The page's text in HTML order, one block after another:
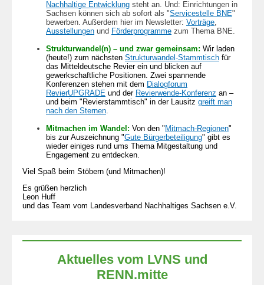
Nachhaltige Entwicklung steht an. Und: Einrichtungen in
Sachsen können sich ab sofort als "Servicestelle BNE"
bewerben. Außerdem hier im Newsletter: Vorträge,
Ausstellungen und Förderprogramme zum Thema BNE.
Strukturwandel(n) – und zwar gemeinsam: Wir laden
(heute!) zum nächsten Strukturwandel-Stammtisch für
das Mitteldeutsche Revier ein und blicken auf
gewerkschaftliche Positionen. Zwei spannende
Konferenzen stehen mit dem Dialogforum
RevierUPGRADE und der Revierwende-Konferenz an –
und beim "Revierstammtisch" in der Lausitz greift man
nach den Sternen.
Mitmachen im Wandel: Von den " Mitmach-Regionen"
bis zur Auszeichnung "Gute Bürgerbeteiligung" gibt es
wieder einiges rund ums Thema Mitgestaltung und
Engagement zu entdecken.
Viel Spaß beim Stöbern (und Mitmachen)!
Es grüßen herzlich
Leon Huff
und das Team vom Landesverband Nachhaltiges Sachsen e.V.
Aktuelles vom LVNS und
RENN.mitte